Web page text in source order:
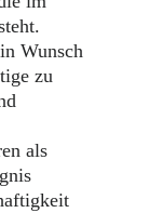
Wunsch
zu
als